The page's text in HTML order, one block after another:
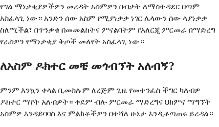
የግል ማነቃቂያዎችዎን መረዳት አስምዎን በብቃት ለማስተዳደር በጣም
አስፈላጊ ነው። አንድን ሰው አስም የሚያነቃቃ ነገር ሌላውን ሰው ላያነቃቃ
ስለሚችል፣ በጥንቃቄ በመመልከትና ምናልባትም የአለርጂ ምርመራ በማድረግ
የራስዎን የማነቃቂያ ቅጦች መለየት አስፈላጊ ነው።
ለአስም ዶክተር መቼ መጎብኘት አለብኝ?
ምንም እንኳን ቀላል ቢመስሉም ለረጅም ጊዜ የመተንፈስ ችግር ካለብዎ
ዶክተር ማየት አለብዎት። ቀደም ብሎ ምርመራ ማድረግና ህክምና ማግኘት
አስምዎ እንዳይባባስ እና ምልክቶችዎን በተሻለ ሁኔታ እንዲቆጣጠሩ ይረዳል።